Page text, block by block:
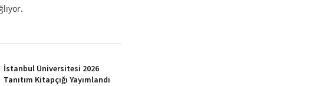
İstanbul Üniversitesi 2026
Tanıtım Kitapçığı Yayımlandı